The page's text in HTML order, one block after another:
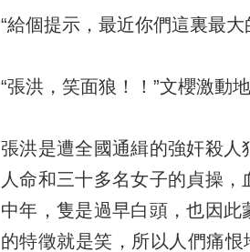
“給個提示，最近你們這裏最
“張洪，笑面狼！！”文櫻激動
張洪是遭全國通緝的強奸殺
人命和三十多名女子的貞操
中年，隻是過早白頭，也因
的特徵就是笑，所以人們痛